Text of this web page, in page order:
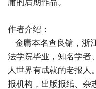
作者介绍：
金庸本名查良镛，浙
法学院毕业，知名学者
人世界有成就的老报
报机构，出版报纸、杂